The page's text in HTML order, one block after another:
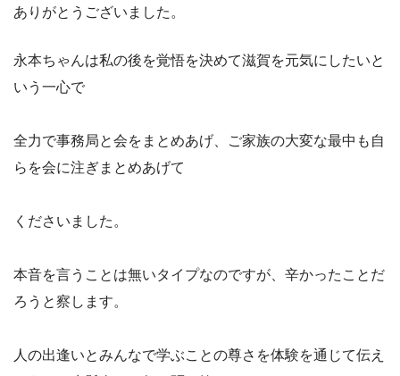
ありがとうございました。
永本ちゃんは私の後を覚悟を決めて滋賀を元気にしたいと
いう一心で
全力で事務局と会をまとめあげ、ご家族の大変な最中も自
らを会に注ぎまとめあげて
くださいました。
本音を言うことは無いタイプなのですが、辛かったことだ
ろうと察します。
人の出逢いとみんなで学ぶことの尊さを体験を通じて伝え